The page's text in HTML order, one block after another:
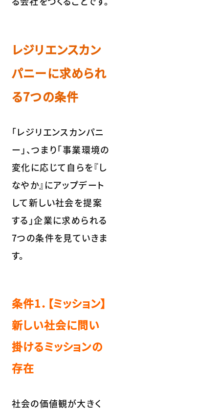
レジリエンスカン
パニーに求められ
る7つの条件
「レジリエンスカンパニ
ー」、つまり「事業環境の
変化に応じて自らを『し
なやか』にアップデート
して新しい社会を提案
する」企業に求められる
7つの条件を見ていきま
す。
条件1．【ミッション】
新しい社会に問い
掛けるミッションの
存在
社会の価値観が大きく